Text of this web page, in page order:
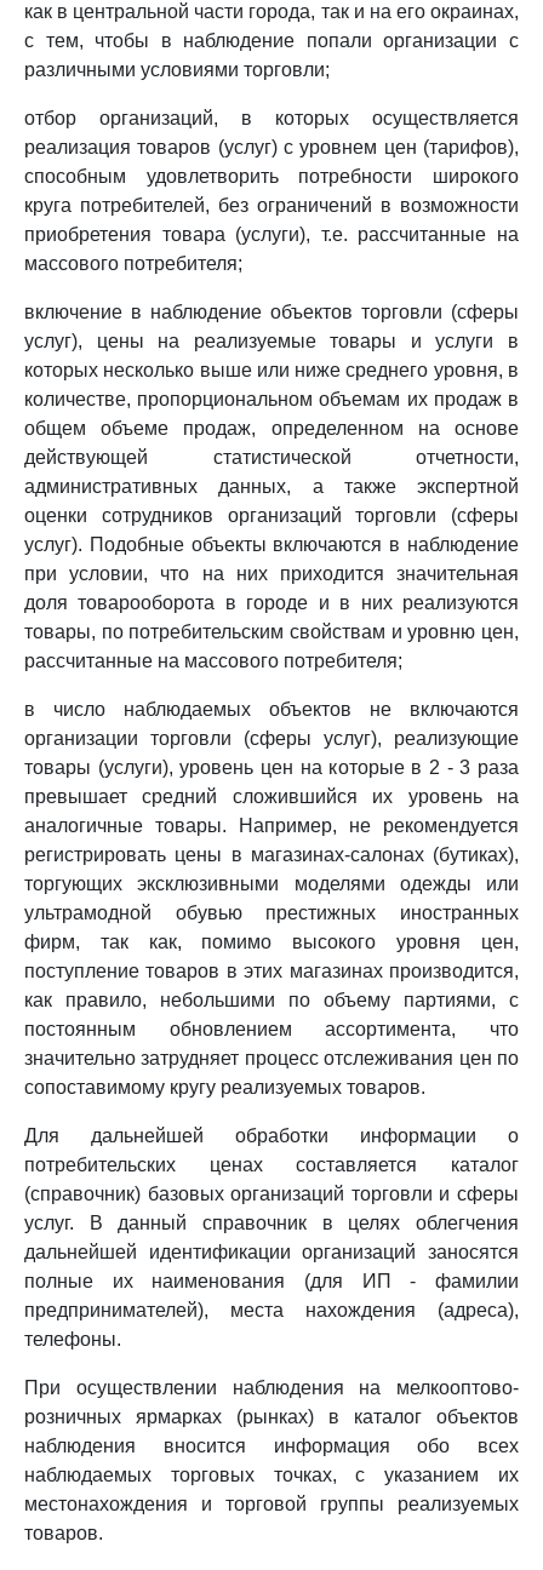
как в центральной части города, так и на его окраинах,
с тем, чтобы в наблюдение попали организации с
различными условиями торговли;
отбор организаций, в которых осуществляется
реализация товаров (услуг) с уровнем цен (тарифов),
способным удовлетворить потребности широкого
круга потребителей, без ограничений в возможности
приобретения товара (услуги), т.е. рассчитанные на
массового потребителя;
включение в наблюдение объектов торговли (сферы
услуг), цены на реализуемые товары и услуги в
которых несколько выше или ниже среднего уровня, в
количестве, пропорциональном объемам их продаж в
общем объеме продаж, определенном на основе
действующей статистической отчетности,
административных данных, а также экспертной
оценки сотрудников организаций торговли (сферы
услуг). Подобные объекты включаются в наблюдение
при условии, что на них приходится значительная
доля товарооборота в городе и в них реализуются
товары, по потребительским свойствам и уровню цен,
рассчитанные на массового потребителя;
в число наблюдаемых объектов не включаются
организации торговли (сферы услуг), реализующие
товары (услуги), уровень цен на которые в 2 - 3 раза
превышает средний сложившийся их уровень на
аналогичные товары. Например, не рекомендуется
регистрировать цены в магазинах-салонах (бутиках),
торгующих эксклюзивными моделями одежды или
ультрамодной обувью престижных иностранных
фирм, так как, помимо высокого уровня цен,
поступление товаров в этих магазинах производится,
как правило, небольшими по объему партиями, с
постоянным обновлением ассортимента, что
значительно затрудняет процесс отслеживания цен по
сопоставимому кругу реализуемых товаров.
Для дальнейшей обработки информации о
потребительских ценах составляется каталог
(справочник) базовых организаций торговли и сферы
услуг. В данный справочник в целях облегчения
дальнейшей идентификации организаций заносятся
полные их наименования (для ИП - фамилии
предпринимателей), места нахождения (адреса),
телефоны.
При осуществлении наблюдения на мелкооптово-
розничных ярмарках (рынках) в каталог объектов
наблюдения вносится информация обо всех
наблюдаемых торговых точках, с указанием их
местонахождения и торговой группы реализуемых
товаров.